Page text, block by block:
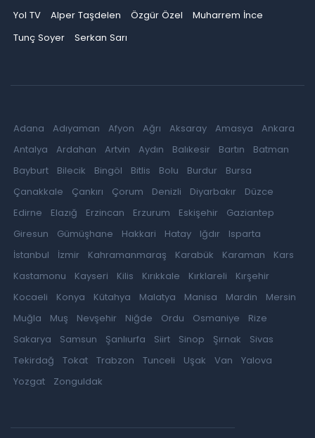
Yol TV Alper Taşdelen Özgür Özel
Muharrem İnce
Tunç Soyer
Serkan Sarı
Adana Adıyaman Afyon Ağrı Aksaray Amasya
Ankara
Antalya
Ardahan Artvin Aydın Balıkesir Bartın
Batman
Bayburt
Bilecik Bingöl Bitlis Bolu Burdur
Bursa
Çanakkale
Çankırı Çorum Denizli Diyarbakır
Düzce
Edirne
Elazığ Erzincan Erzurum Eskişehir
Gaziantep
Giresun
Gümüşhane Hakkari Hatay Iğdır
Isparta
İstanbul
İzmir Kahramanmaraş Karabük Karaman
Kars
Kastamonu
Kayseri Kilis Kırıkkale Kırklareli
Kırşehir
Kocaeli
Konya Kütahya Malatya Manisa Mardin
Mersin
Muğla
Muş Nevşehir Niğde Ordu Osmaniye
Rize
Sakarya
Samsun Şanlıurfa Siirt Sinop Şırnak
Sivas
Tekirdağ
Tokat Trabzon Tunceli Uşak Van
Yalova
Yozgat
Zonguldak